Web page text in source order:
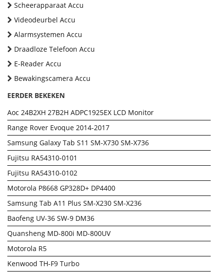
Scheerapparaat Accu
Videodeurbel Accu
Alarmsystemen Accu
Draadloze Telefoon Accu
E-Reader Accu
Bewakingscamera Accu
EERDER BEKEKEN
Aoc 24B2XH 27B2H ADPC1925EX LCD Monitor
Range Rover Evoque 2014-2017
Samsung Galaxy Tab S11 SM-X730 SM-X736
Fujitsu RA54310-0101
Fujitsu RA54310-0102
Motorola P8668 GP328D+ DP4400
Samsung Tab A11 Plus SM-X230 SM-X236
Baofeng UV-36 SW-9 DM36
Quansheng MD-800i MD-800UV
Motorola R5
Kenwood TH-F9 Turbo